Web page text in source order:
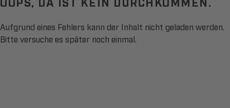
Aufgrund eines Fehlers kann der Inhalt nicht geladen werden.
Bitte versuche es später noch einmal.